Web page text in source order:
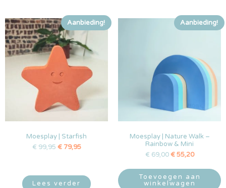
Aanbieding!
Moesplay | Starfish
€ 99,95 €79,95
Lees verder
Aanbieding!
Moesplay | Nature Walk –
Rainbow & Mini
€ 69,00 €55,20
Toevoegen aan
winkelwagen